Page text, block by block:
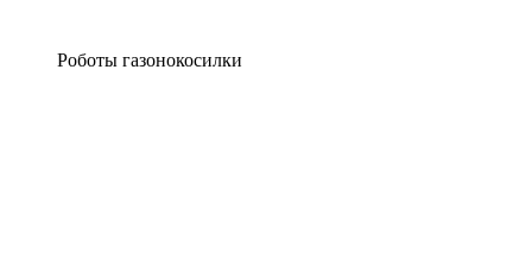
Роботы газонокосилки